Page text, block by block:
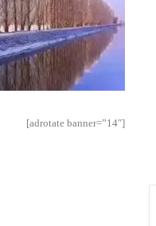
[adrotate banner=”14″]